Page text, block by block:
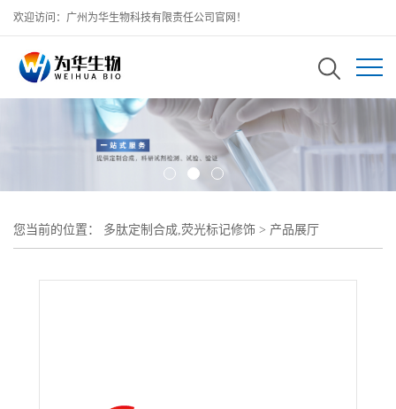
欢迎访问：广州为华生物科技有限责任公司官网！
您当前的位置： 多肽定制合成,荧光标记修饰 > 产品展厅